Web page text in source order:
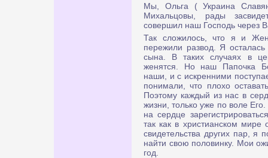
Мы, Ольга ( Украина
Михальцовы, рады
совершил наш Господь через
Так сложилось, что я и
пережили развод. Я
сына. В таких случаях в
женятся. Но наш Папочка
наши, и с искренними
понимали, что плохо
Поэтому каждый из нас в
жизни, только уже по воле
на сердце
так как в христианском
свидетельства других пар, я
найти свою половинку. Мои
год.